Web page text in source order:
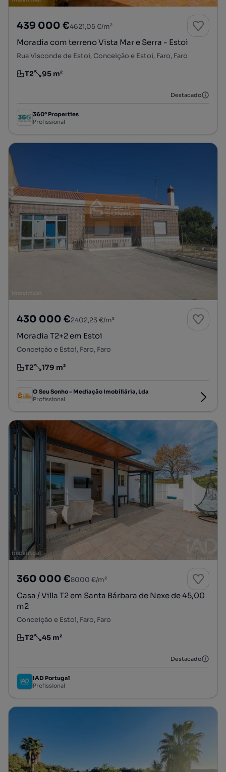
439 000 €4621,05 €/m²
Moradia com terreno Vista Mar e Serra - Estoi
Rua Visconde de Estoi, Conceição e Estoi, Faro, Faro
Tipologia
T2
Preço por metro quadrado
95 m²
Destacado
360º Properties
Profissional
430 000 €2402,23 €/m²
Moradia T2+2 em Estoi
Conceição e Estoi, Faro, Faro
Tipologia
T2
Preço por metro quadrado
179 m²
O Seu Sonho - Mediação Imobiliária, Lda
Profissional
360 000 €8000 €/m²
Casa / Villa T2 em Santa Bárbara de Nexe de 45,00
m2
Conceição e Estoi, Faro, Faro
Tipologia
T2
Preço por metro quadrado
45 m²
Destacado
IAD Portugal
Profissional